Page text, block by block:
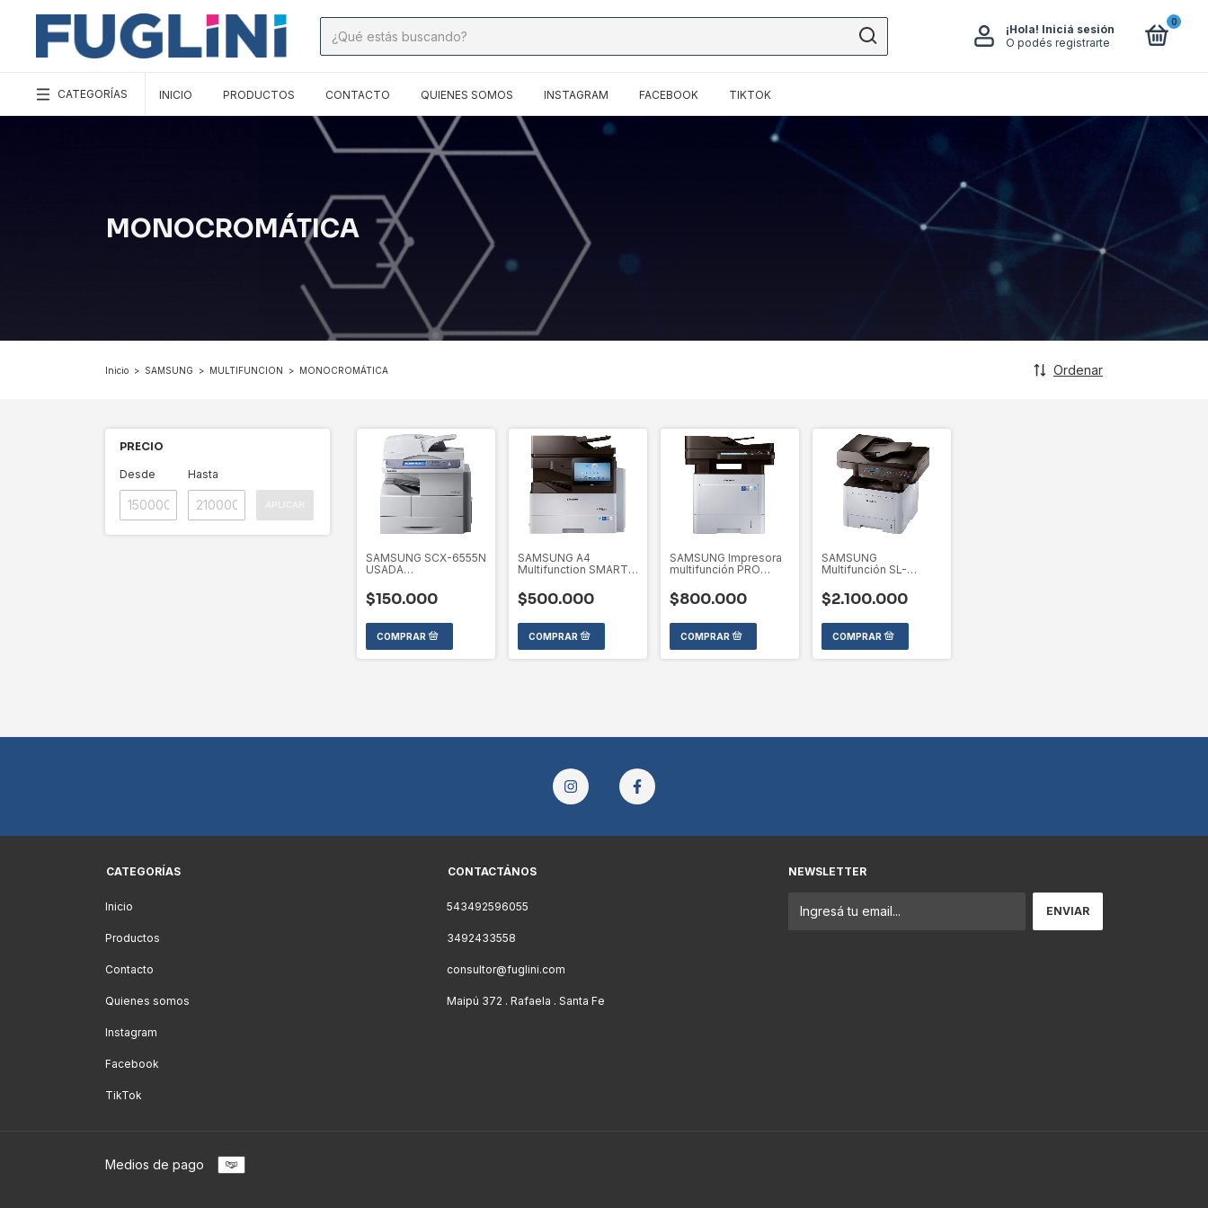
¡Hola! Iniciá sesión
O podés registrarte
0
CATEGORÍAS INICIO PRODUCTOS CONTACTO QUIENES SOMOS INSTAGRAM FACEBOOK TIKTOK
MONOCROMÁTICA
Inicio > SAMSUNG > MULTIFUNCION > MONOCROMÁTICA Ordenar
PRECIO
Desde Hasta
SAMSUNG SCX-6555N
USADA
SCRAP
(DESCONTINUADA)
$150.000
SAMSUNG A4
Multifunction SMART
(Equipo Nuevo sin
toner y unidad de
$500.000
SAMSUNG Impresora
multifunción PRO
USADA
(DESCONTINUADA)
$800.000
SAMSUNG
Multifunción SL-
$2.100.000
CATEGORÍAS
Inicio
Productos
Contacto
Quienes somos
Instagram
Facebook
TikTok
CONTACTÁNOS
543492596055
3492433558
consultor@fuglini.com
Maipú 372 . Rafaela . Santa Fe
NEWSLETTER
Medios de pago